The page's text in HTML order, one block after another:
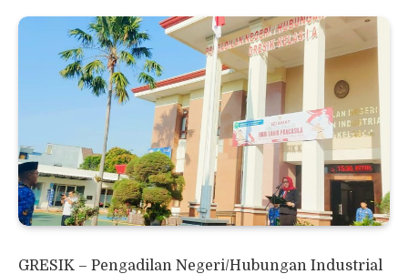
GRESIK – Pengadilan Negeri/Hubungan Industrial